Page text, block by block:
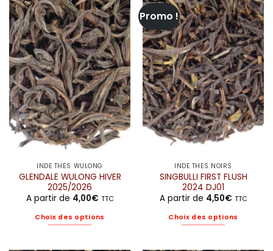
INDE THÉS WULONG
GLENDALE WULONG HIVER
2025/2026
A partir de 4,00€ TTC
Choix des options
Promo !
INDE THÉS NOIRS
SINGBULLI FIRST FLUSH
2024 DJ01
A partir de 4,50€ TTC
Choix des options